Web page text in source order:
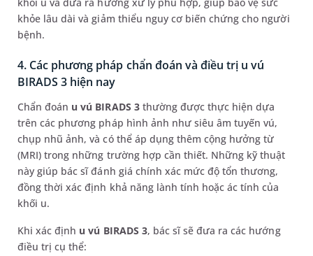
khỏe lâu dài và giảm thiểu nguy cơ biến chứng cho người
bệnh.
4. Các phương pháp chẩn đoán và điều trị u vú
BIRADS 3 hiện nay
Chẩn đoán u vú BIRADS 3thường được thực hiện dựa
trên các phương pháp hình ảnh như siêu âm tuyến vú,
chụp nhũ ảnh, và có thể áp dụng thêm cộng hưởng từ
(MRI) trong những trường hợp cần thiết. Những kỹ thuật
này giúp bác sĩ đánh giá chính xác mức độ tổn thương,
đồng thời xác định khả năng lành tính hoặc ác tính của
khối u.
Khi xác định u vú BIRADS 3, bác sĩ sẽ đưa ra các hướng
điều trị cụ thể: